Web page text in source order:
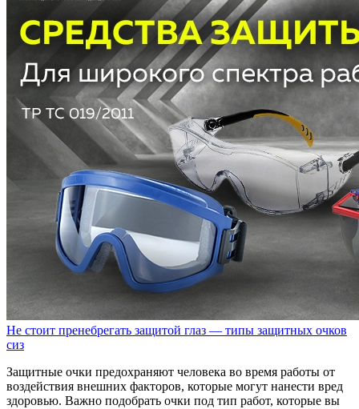
Не стоит пренебрегать защитой глаз — типы защитных очков
сиз
Защитные очки предохраняют человека во время работы от
воздействия внешних факторов, которые могут нанести вред
здоровью. Важно подобрать очки под тип работ, которые вы